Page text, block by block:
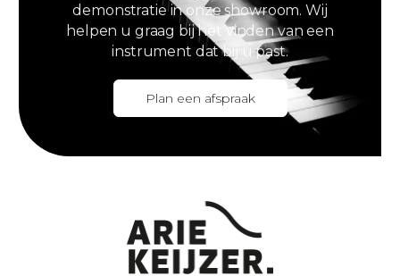
demonstratie in onze showroom. Wij
helpen u graag bij het vinden van een
instrument dat bij u past.
Plan een afspraak